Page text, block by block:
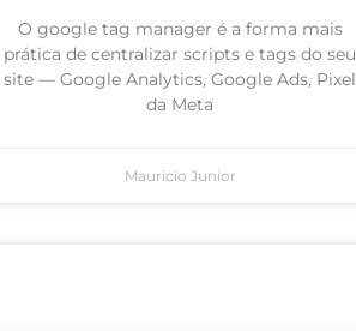
O google tag manager é a forma mais
prática de centralizar scripts e tags do seu
site — Google Analytics, Google Ads, Pixel
da Meta
Mauricio Junior